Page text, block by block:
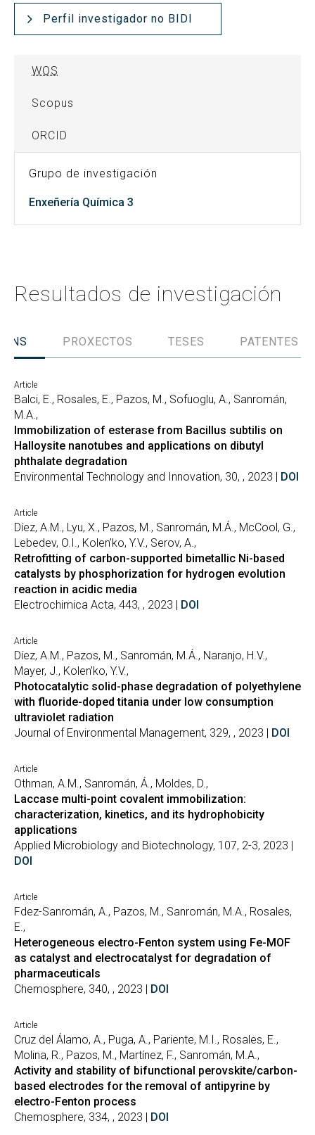
Perfil investigador no BIDI
WOS
Scopus
ORCID
Grupo de investigación
Enxeñería Química 3
Resultados de investigación
PROXECTOS TESES PATENTES
Article
Balci, E., Rosales, E., Pazos, M., Sofuoglu, A., Sanromán,
M.A.,
Immobilization of esterase from Bacillus subtilis on
Halloysite nanotubes and applications on dibutyl
phthalate degradation
Environmental Technology and Innovation, 30, , 2023 | DOI
Article
Díez, A.M., Lyu, X., Pazos, M., Sanromán, M.Á., McCool, G.,
Lebedev, O.I., Kolen’ko, Y.V., Serov, A.,
Retrofitting of carbon-supported bimetallic Ni-based
catalysts by phosphorization for hydrogen evolution
reaction in acidic media
Electrochimica Acta, 443, , 2023 | DOI
Article
Díez, A.M., Pazos, M., Sanromán, M.Á., Naranjo, H.V.,
Mayer, J., Kolen’ko, Y.V.,
Photocatalytic solid-phase degradation of polyethylene
with fluoride-doped titania under low consumption
ultraviolet radiation
Journal of Environmental Management, 329, , 2023 | DOI
Article
Othman, A.M., Sanromán, Á., Moldes, D.,
Laccase multi-point covalent immobilization:
characterization, kinetics, and its hydrophobicity
applications
Applied Microbiology and Biotechnology, 107, 2-3, 2023 |
DOI
Article
Fdez-Sanromán, A., Pazos, M., Sanromán, M.A., Rosales,
E.,
Heterogeneous electro-Fenton system using Fe-MOF
as catalyst and electrocatalyst for degradation of
pharmaceuticals
Chemosphere, 340, , 2023 | DOI
Article
Cruz del Álamo, A., Puga, A., Pariente, M.I., Rosales, E.,
Molina, R., Pazos, M., Martínez, F., Sanromán, M.A.,
Activity and stability of bifunctional perovskite/carbon-
based electrodes for the removal of antipyrine by
electro-Fenton process
Chemosphere, 334, , 2023 | DOI